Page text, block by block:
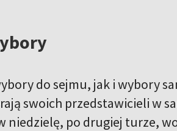
do sejmu, jak i wybory
swoich przedstawicieli w
niedzielę, po drugiej turze,